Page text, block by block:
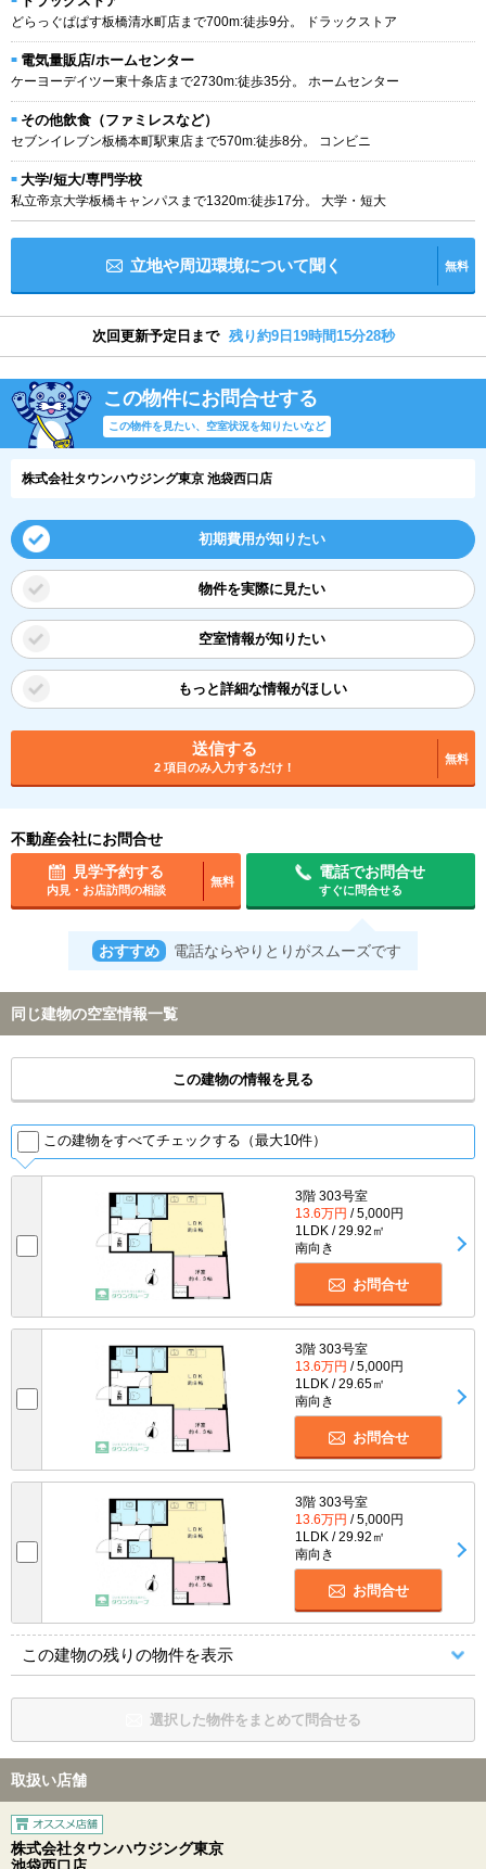
どらっぐぱぱす板橋清水町店まで700m:徒歩9分。 ドラックストア
電気量販店/ホームセンター
ケーヨーデイツー東十条店まで2730m:徒歩35分。 ホームセンター
その他飲食（ファミレスなど）
セブンイレブン板橋本町駅東店まで570m:徒歩8分。 コンビニ
大学/短大/専門学校
私立帝京大学板橋キャンパスまで1320m:徒歩17分。 大学・短大
立地や周辺環境について聞く 無料
次回更新予定日まで 残り約9日19時間15分28秒
この物件にお問合せする
この物件を見たい、空室状況を知りたいなど
株式会社タウンハウジング東京 池袋西口店
初期費用が知りたい
物件を実際に見たい
空室情報が知りたい
もっと詳細な情報がほしい
送信する
2 項目のみ入力するだけ！
無料
不動産会社にお問合せ
見学予約する
内見・お店訪問の相談
無料
電話でお問合せ
すぐに問合せる
おすすめ 電話ならやりとりがスムーズです
同じ建物の空室情報一覧
この建物の情報を見る
この建物をすべてチェックする（最大10件）
3階 303号室
13.6万円 / 5,000円
1LDK / 29.92㎡
南向き
お問合せ
3階 303号室
13.6万円 / 5,000円
1LDK / 29.65㎡
南向き
お問合せ
3階 303号室
13.6万円 / 5,000円
1LDK / 29.92㎡
南向き
お問合せ
この建物の残りの物件を表示
選択した物件をまとめて問合せる
取扱い店舗
株式会社タウンハウジング東京